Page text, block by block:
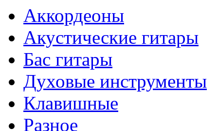
Аккордеоны
Акустические гитары
Бас гитары
Духовые инструменты
Клавишные
Разное